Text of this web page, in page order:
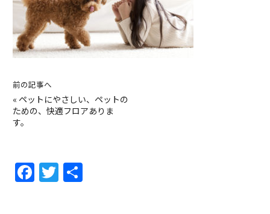
前の記事へ
« ペットにやさしい、ペットの
ための、快適フロアありま
す。
F
a
T
w